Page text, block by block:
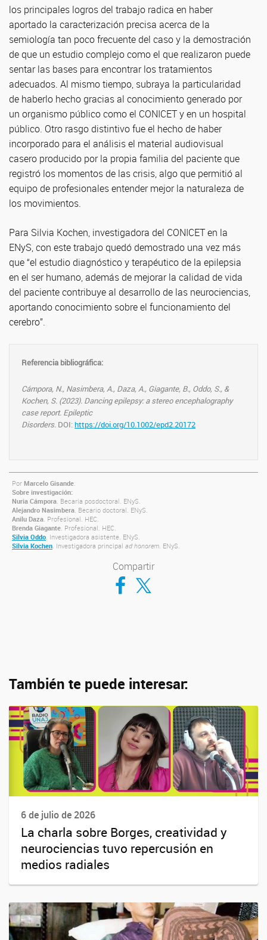
los principales logros del trabajo radica en haber
aportado la caracterización precisa acerca de la
semiología tan poco frecuente del caso y la demostración
de que un estudio complejo como el que realizaron puede
sentar las bases para encontrar los tratamientos
adecuados. Al mismo tiempo, subraya la particularidad
de haberlo hecho gracias al conocimiento generado por
un organismo público como el CONICET y en un hospital
público. Otro rasgo distintivo fue el hecho de haber
incorporado para el análisis el material audiovisual
casero producido por la propia familia del paciente que
registró los momentos de las crisis, algo que permitió al
equipo de profesionales entender mejor la naturaleza de
los movimientos.
Para Silvia Kochen, investigadora del CONICET en la
ENyS, con este trabajo quedó demostrado una vez más
que “el estudio diagnóstico y terapéutico de la epilepsia
en el ser humano, además de mejorar la calidad de vida
del paciente contribuye al desarrollo de las neurociencias,
aportando conocimiento sobre el funcionamiento del
cerebro”.
Referencia bibliográfica:
Cámpora, N., Nasimbera, A., Daza, A., Giagante, B., Oddo, S., &
Kochen, S. (2023). Dancing epilepsy: a stereo encephalography
case report. Epileptic
Disorders. DOI: https://doi.org/10.1002/epd2.20172
Por Marcelo Gisande.
Sobre investigación:
Nuria Cámpora. Becaria posdoctoral. ENyS.
Alejandro Nasimbera. Becario doctoral. ENyS.
Anilu Daza. Profesional. HEC.
Brenda Giagante. Profesional. HEC.
Silvia Oddo. Investigadora asistente. ENyS.
Silvia Kochen. Investigadora principal ad honorem. ENyS.
Compartir
Compartir en Facebook
Compartir en Twitter
También te puede interesar:
6 de julio de 2026
La charla sobre Borges, creatividad y
neurociencias tuvo repercusión en
medios radiales